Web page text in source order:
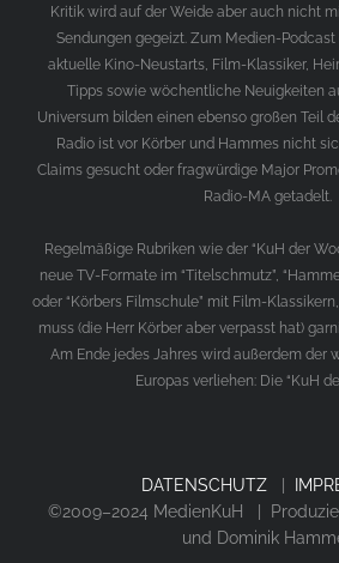
Kritik wird auf der Weide aber auch nicht
Sendungen gegeizt. Zum Medien-
aktuelle Kino-Neustarts, Film-Klassiker,
Tipps sowie wöchentliche Neuigkeiten
Universum bilden einen ebenso großen Teil
Radio ist vor Körber und Hammes nicht
Claims gesucht oder fragwürdige Major
Radio-MA getadelt.
Regelmäßige Rubriken wie der “KuH der
neue TV-Formate im “Titelschmutz”,
oder “Körbers Filmschule” mit Film-
muss (die Herr Körber aber verpasst hat)
Am Ende jedes Jahres wird außerdem der
Europas verliehen: Die “KuH
DATENSCHUTZ
©2009–2024 MedienKuH |
und Dominik